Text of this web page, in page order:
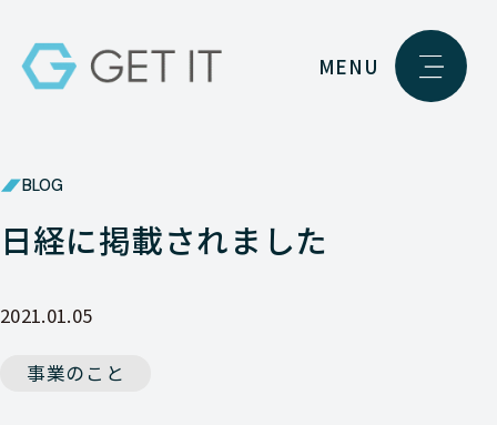
MENU
BLOG
日経に掲載されました
2021.01.05
事業のこと